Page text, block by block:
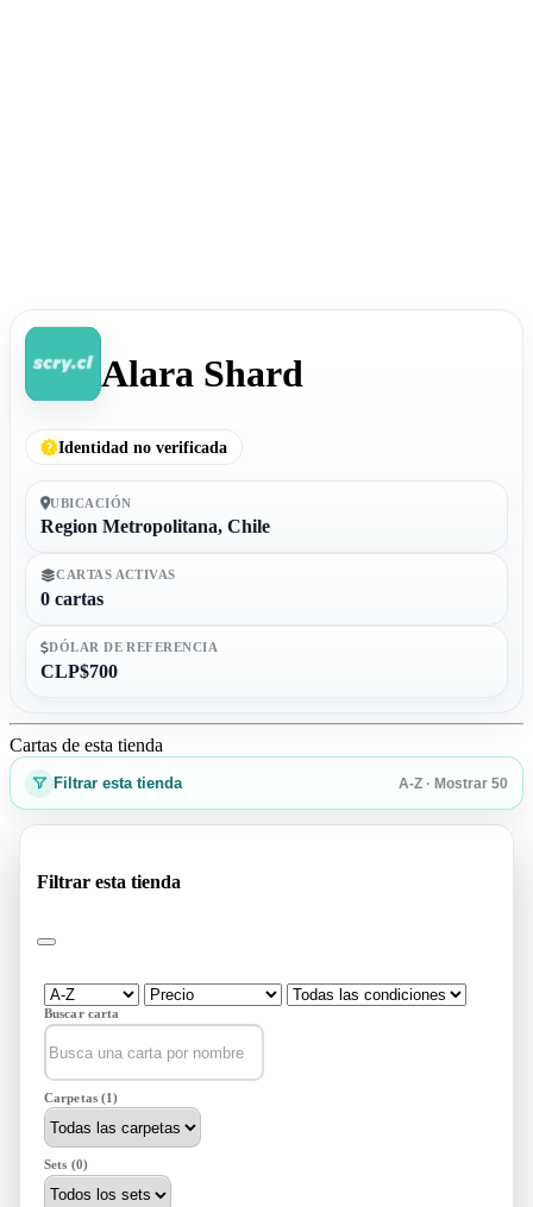
Alara Shard
Identidad no verificada
UBICACIÓN
Region Metropolitana, Chile
CARTAS ACTIVAS
0 cartas
DÓLAR DE REFERENCIA
CLP$700
Cartas de esta tienda
Filtrar esta tienda A-Z · Mostrar 50
Filtrar esta tienda
Buscar carta
Carpetas (1)
Sets (0)